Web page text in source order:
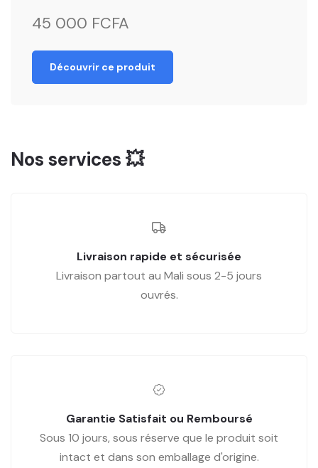
45 000 FCFA
Découvrir ce produit
Nos services 💥
Livraison rapide et sécurisée
Livraison partout au Mali sous 2-5 jours
ouvrés.
Garantie Satisfait ou Remboursé
Sous 10 jours, sous réserve que le produit soit
intact et dans son emballage d'origine.